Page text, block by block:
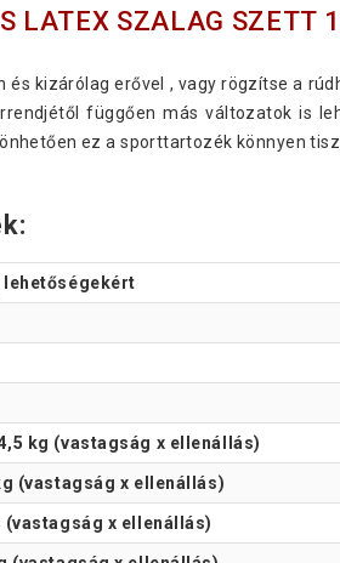
LATEX SZALAG SZETT
és kizárólag erővel , vagy rögzítse a
függően más változatok is
ez a sporttartozék könnyen
kg (vastagság x ellenállás)
(vastagság x ellenállás)
(vastagság x ellenállás)